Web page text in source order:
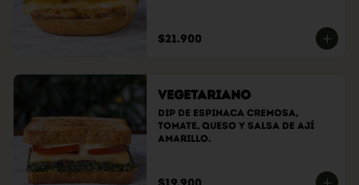
$21.900
Vegetariano
Dip de espinaca cremosa,
tomate, queso y salsa de ají
amarillo.